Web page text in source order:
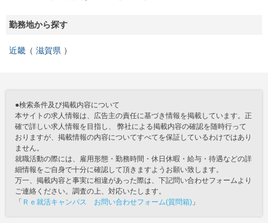
勤務地から探す
近畿 滋賀県
●検索条件及び掲載内容について
本サイトの求人情報は、広告主の責任に基づき情報を掲載しています。正
確で詳しい求人情報を目指し、 弊社による掲載内容の確認を随時行って
おりますが、掲載情報の内容についてすべてを保証しているわけではあり
ません。
就職活動の際には、雇用形態・勤務時間・休日休暇・給与・待遇などの詳
細情報をご自身で十分に確認して頂きますようお願い致します。
万一、掲載内容と事実に相違があった際は、下記問い合わせフォームより
ご連絡ください。調査の上、対応いたします。
「 Ｒｅ就活キャンパス お問い合わせフォーム(質問箱) 」